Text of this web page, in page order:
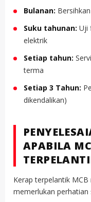
Bulanan:
Suku tahunan: Uji
elektrik
Setiap tahun:
terma
Setiap 3 Tahun:
dikendalikan)
APABILA
Kerap terpelantik
memerlukan perhatian